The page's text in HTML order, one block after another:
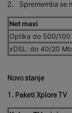
2. Sprememba se
Net maxi
Optika do 500/
xDSL: do 40/20
Novo stanje
1. Paketi Xplore TV